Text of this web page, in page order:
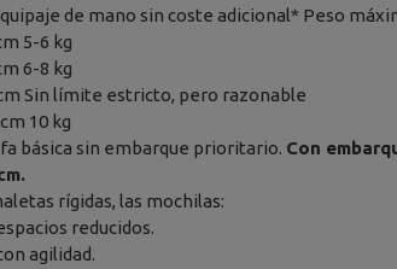
de mano sin coste adicional* Peso
5-6 kg
6-8 kg
cm Sin límite estricto, pero razonable
10 kg
básica sin embarque prioritario. Con
rígidas, las mochilas:
reducidos.
agilidad.